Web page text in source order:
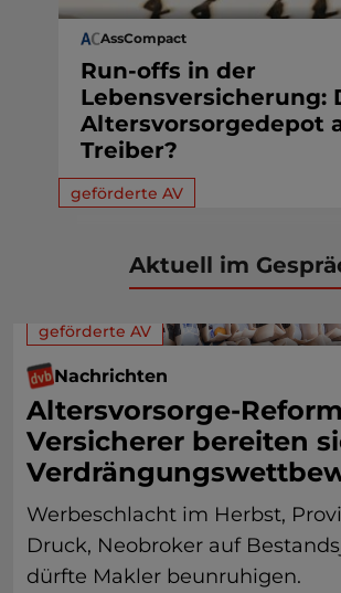
AssCompact
Run-offs in der
Lebensversicherung:
Altersvorsorgedepot
Treiber?
geförderte AV
Aktuell im
geförderte AV
Nachrichten
Altersvorsorge-
Versicherer bereiten
Werbeschlacht im Herbst,
Druck, Neobroker auf
dürfte Makler beunruhigen.